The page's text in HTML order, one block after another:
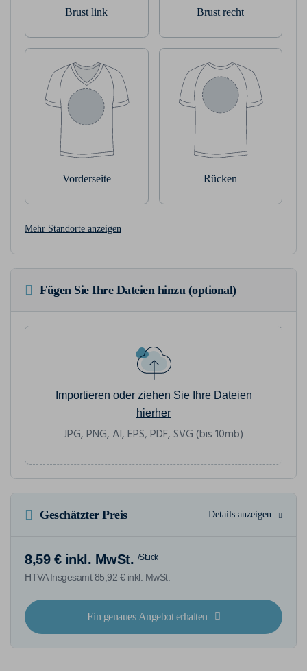
Brust link Brust recht
Vorderseite Rücken
Mehr Standorte anzeigen
Fügen Sie Ihre Dateien hinzu (optional)
Importieren oder ziehen Sie Ihre Dateien
hierher
JPG, PNG, AI, EPS, PDF, SVG (bis 10mb)
Geschätzter Preis Details anzeigen
8,59 € inkl. MwSt. /Stück
HTVA Insgesamt 85,92 € inkl. MwSt.
Ein genaues Angebot erhalten